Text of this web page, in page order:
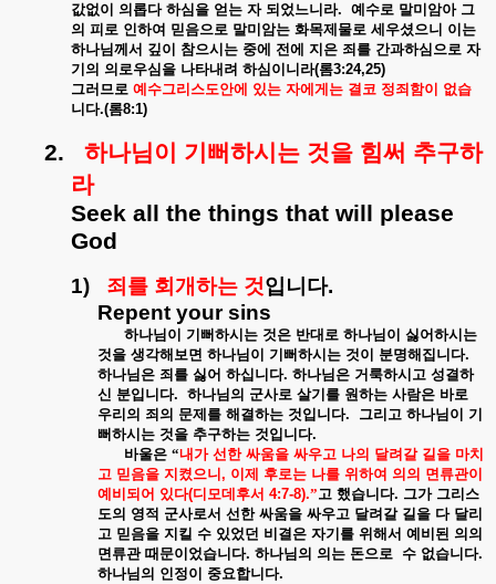
값없이
의롭다 하심을 얻는 자 되었느니라. 예수로 말미암아 그
의 피로 인하여 믿음으로 말미암는 화목제물로 세우셨으니 이는
하나님께서 깊이 참으시는 중에 전에 지은 죄를 간과하심으로 자
기의 의로우심을 나타내려 하심이니라(롬3:24,25)
그러므로 예수그리스도안에 있는 자에게는 결코 정죄함이
없습
니다.(롬8:1)
2. 하나님이 기뻐하시는 것을 힘써 추구하
라
Seek all the things that will please
God
1) 죄를 회개하는 것입니다.
Repent your sins
하나님이 기뻐하시는 것은 반대로 하나님이 싫어하시는
것을 생각해보면 하나님이 기뻐하시는 것이 분명해집니다.
하나님은 죄를 싫어 하십니다. 하나님은 거룩하시고 성결하
신 분입니다. 하나님의 군사로 살기를 원하는 사람은 바로
우리의 죄의 문제를 해결하는 것입니다. 그리고 하나님이
기
뻐하시는 것을 추구하는 것입니다.
바울은 “내가 선한 싸움을 싸우고 나의 달려갈 길을 마치
고 믿음을 지켰으니 , 이제 후로는 나를 위하여 의의 면류관이
예비되어 있다(디모데후서 4:7-8).”고 했습니다. 그가 그리스
도의 영적 군사로서 선한 싸움을 싸우고 달려갈 길을 다 달리
고 믿음을 지킬 수 있었던 비결은 자기를 위해서 예비된 의의
면류관 때문이었습니다. 하나님의 의는 돈으로 수 없습니다.
하나님의 인정이 중요합니다.